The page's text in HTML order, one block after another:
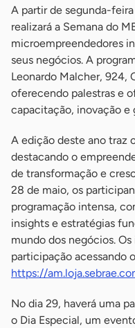
A partir de segunda-
realizará a Semana do
microempreendedores
seus negócios. A
Leonardo Malcher, 924,
oferecendo palestras e
capacitação, inovação e
A edição deste ano traz
destacando o
de transformação e
28 de maio, os
programação intensa,
insights e estratégias
mundo dos negócios.
participação acessando
https://
No dia 29, haverá uma
o Dia Especial, um